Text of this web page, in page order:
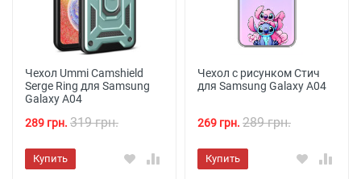
Чехол Ummi Camshield
Serge Ring для Samsung
Galaxy A04
289 грн. 319 грн.
Купить
Чехол с рисунком Стич
для Samsung Galaxy A04
269 грн. 289 грн.
Купить